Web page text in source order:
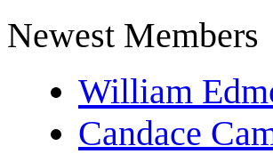
Newest Members
William
Candace